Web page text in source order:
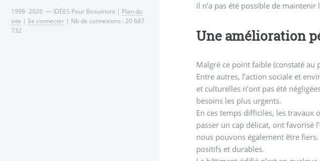
il n’a pas été possible de
Une amélioration
Malgré ce point faible (constaté au
Entre autres, l’action sociale et
et culturelles n’ont pas été
besoins les plus urgents.
En ces temps difficiles, les travaux
passer un cap délicat, ont favorisé
nous pouvons également être
positifs et durables.
1998- 2026 — IDÉES Pour Beaumont | Plan du
site | Se connecter | Nb de connexions : 20 687
732